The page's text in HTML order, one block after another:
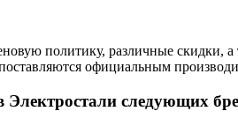
политику, различные скидки, а
официальным
следующих